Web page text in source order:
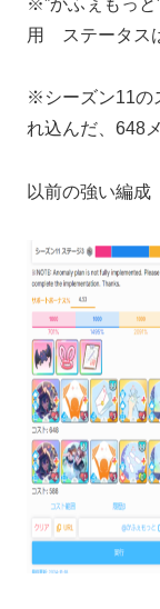
用 ステータス
※シーズン11の
れ込んだ、648
以前の強い編成